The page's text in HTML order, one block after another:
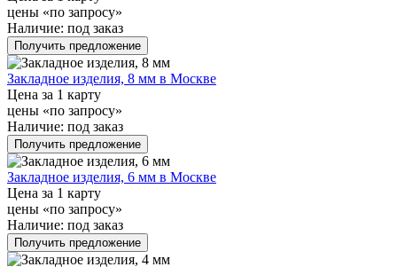
цены «по запросу»
Наличие: под заказ
Получить предложение
Закладное изделия, 8 мм в Москве
Цена за 1 карту
цены «по запросу»
Наличие: под заказ
Получить предложение
Закладное изделия, 6 мм в Москве
Цена за 1 карту
цены «по запросу»
Наличие: под заказ
Получить предложение